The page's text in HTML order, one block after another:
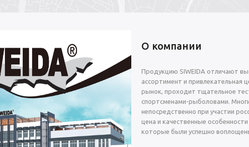
О компании
Продукцию SIWEIDA отличают
ассортимент и привлекательная
рынок, проходит тщательное
спортсменами-рыболовами.
непосредственно при участии
цена и качественные
которые были успешно